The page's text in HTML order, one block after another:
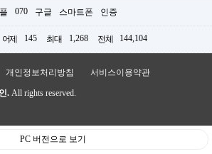
070 구글 스마트폰 인증
어제 145 최대 1,268 전체 144,104
개인정보처리방침 서비스이용약관
. All rights reserved.
PC 버전으로 보기